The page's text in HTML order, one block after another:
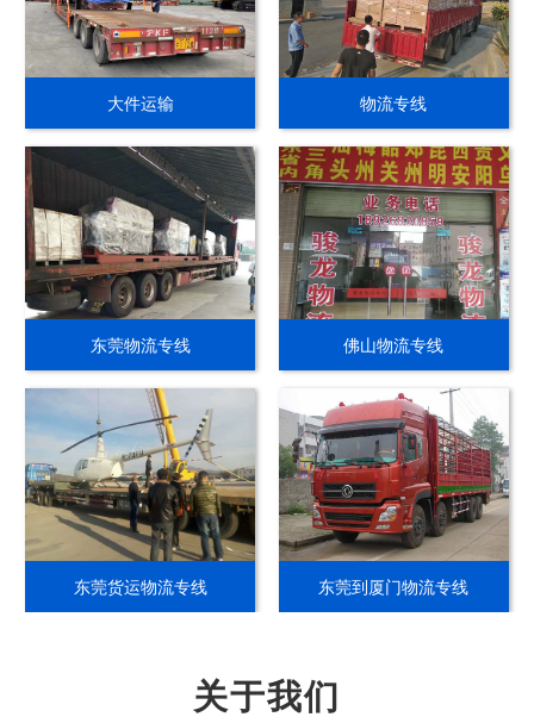
大件运输 物流专线
东莞物流专线 佛山物流专线
东莞货运物流专线 东莞到厦门物流专线
关于我们